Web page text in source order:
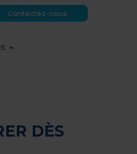
Contactez-nous
OUVRIR EXPERTS COMPTABLES
DÈS